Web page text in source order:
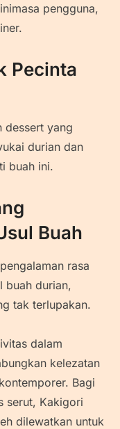
pengguna,
Pecinta
dessert yang
durian dan
buah ini.
Buah
rasa
buah durian,
tak terlupakan.
dalam
kelezatan
Bagi
serut, Kakigori
dilewatkan untuk